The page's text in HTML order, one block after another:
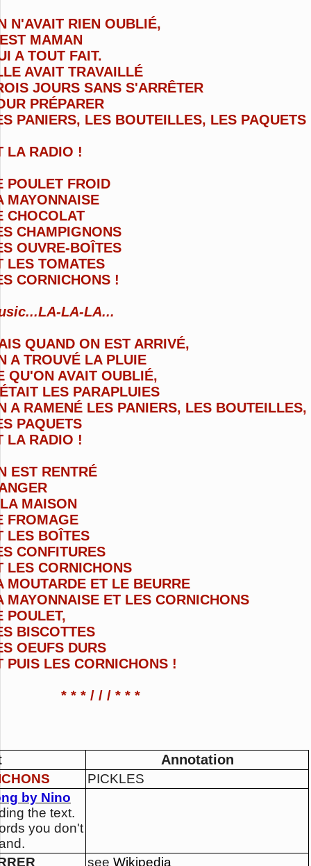
N'AVAIT RIEN OUBLIÉ,
MAMAN
A TOUT FAIT.
AVAIT TRAVAILLÉ
JOURS SANS S'ARRÊTER
PRÉPARER
PANIERS, LES BOUTEILLES, LES PAQUETS
LA RADIO !
POULET FROID
MAYONNAISE
CHOCOLAT
CHAMPIGNONS
OUVRE-BOÎTES
LES TOMATES
CORNICHONS !
LA-LA...
QUAND ON EST ARRIVÉ,
A TROUVÉ LA PLUIE
QU'ON AVAIT OUBLIÉ,
LES PARAPLUIES
A RAMENÉ LES PANIERS, LES BOUTEILLES,
PAQUETS
LA RADIO !
EST RENTRÉ
MAISON
FROMAGE
LES BOÎTES
CONFITURES
LES CORNICHONS
MOUTARDE ET LE BEURRE
MAYONNAISE ET LES CORNICHONS
POULET,
BISCOTTES
OEUFS DURS
PUIS LES CORNICHONS !
* * * / / / * * *
Annotation
PICKLES
by Nino
the text.
you don't
see Wikipedia